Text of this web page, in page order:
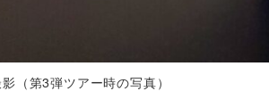
（第3弾ツアー時の写真）